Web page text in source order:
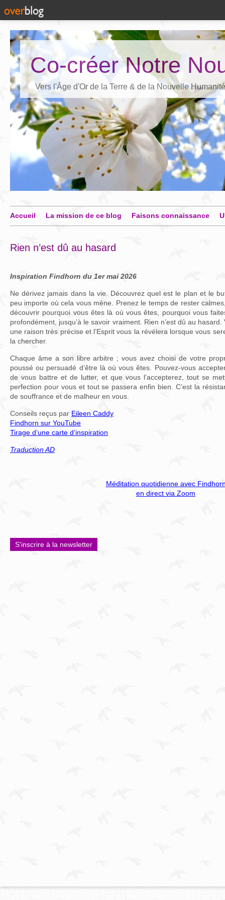
Co-créer Notre
Vers l'Âge d'Or de la Terre & de la Nouvelle Humanité
Accueil La mission de ce blog Faisons connaissance
Rien n’est dû au hasard
Inspiration Findhorn du 1er mai 2026
Ne dérivez jamais dans la vie. Découvrez quel est le plan et le
peu importe où cela vous mène. Prenez le temps de rester
découvrir pourquoi vous êtes là où vous êtes, pourquoi vous
profondément, jusqu’à le savoir vraiment. Rien n’est dû au
une raison très précise et l’Esprit vous la révélera lorsque vous
la chercher.
Chaque âme a son libre arbitre ; vous avez choisi de votre
poussé ou persuadé d’être là où vous êtes. Pouvez-vous
de vous battre et de lutter, et que vous l’accepterez, tout se
perfection pour vous et tout se passera enfin bien. C’est la
de souffrance et de malheur en vous.
Conseils reçus par Eileen Caddy
Findhorn sur YouTube
Tirage d’une carte d’inspiration
Traduction AD
Méditation quotidienne avec
en direct via Zoom
S'inscrire à la newsletter